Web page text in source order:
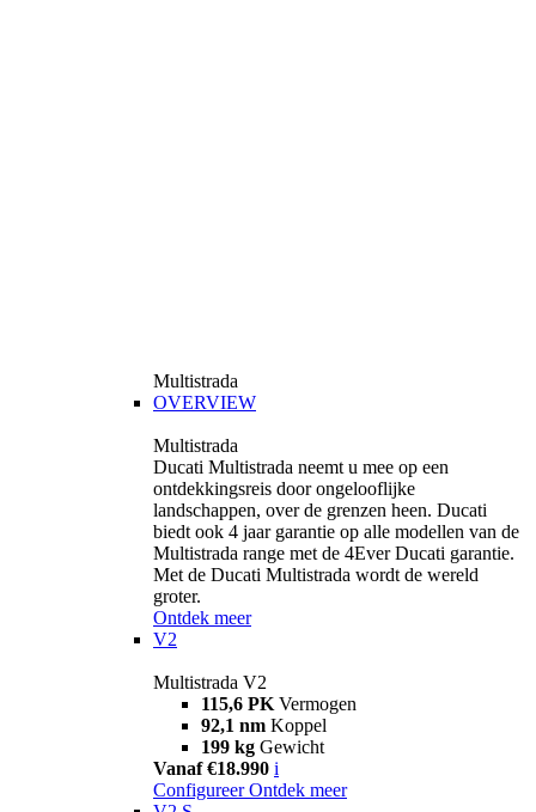
Multistrada
OVERVIEW
Multistrada
Ducati Multistrada neemt u mee op een
ontdekkingsreis door ongelooflijke
landschappen, over de grenzen heen. Ducati
biedt ook 4 jaar garantie op alle modellen van de
Multistrada range met de 4Ever Ducati garantie.
Met de Ducati Multistrada wordt de wereld
groter.
Ontdek meer
V2
Multistrada V2
115,6 PK Vermogen
92,1 nm Koppel
199 kg Gewicht
Vanaf €18.990 i
Configureer Ontdek meer